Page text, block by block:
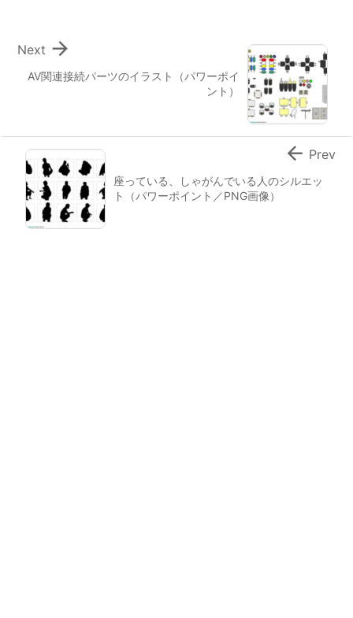
AV関連接続パーツのイラスト（パワーポイ
ント）

Next
座っている、しゃがんでいる人のシルエッ
ト（パワーポイント／PNG画像）
 Prev